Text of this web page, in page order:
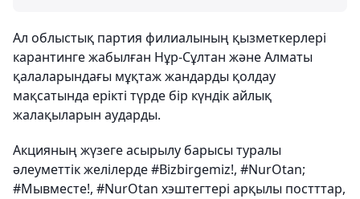
Ал облыстық партия филиалының қызметкерлері
карантинге жабылған Нұр-Сұлтан және Алматы
қалаларындағы мұқтаж жандарды қолдау
мақсатында ерікті түрде бір күндік айлық
жалақыларын аударды.
Акцияның жүзеге асырылу барысы туралы
әлеуметтік желілерде #Bizbirgemiz!, #NurOtan;
#Мывместе!, #NurOtan хэштегтері арқылы постттар,